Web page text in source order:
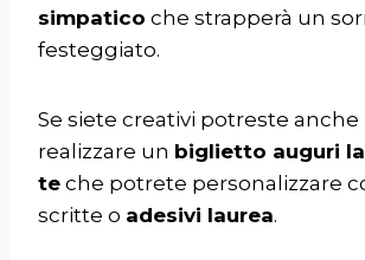
simpatico che strapperà un
festeggiato.
Se siete creativi potreste anche
realizzare un biglietto auguri
te che potrete personalizzare
scritte o adesivi laurea.